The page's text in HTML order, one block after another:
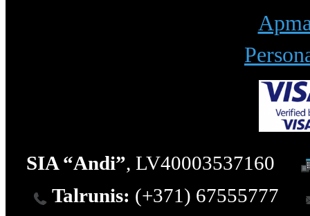
SIA “Andi”, LV40003537160
Talrunis: (+371) 67555777